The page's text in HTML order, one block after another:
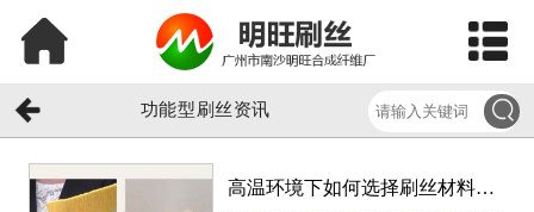
功能型刷丝资讯
高温环境下如何选择刷丝材料？